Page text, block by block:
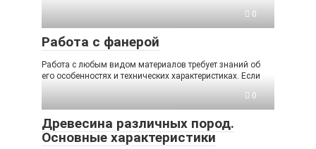
0
Работа с фанерой
Работа с любым видом материалов требует знаний об
его особенностях и технических характеристиках. Если
0
Древесина различных пород.
Основные характеристики